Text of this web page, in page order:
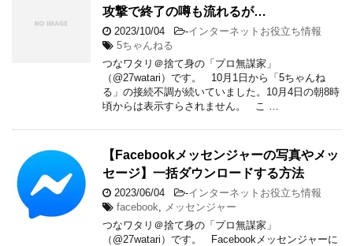
攻撃で終了の噂も流れるが…
2023/10/04 -インターネットお役立ち情報
5ちゃんねる
つなワタリ＠捨て身の「プロ無謀家」
（@27watari）です。 10月1日から「5ちゃんね
る」の接続不調が続いていました。10月4日の朝8時
頃からは表示すらされません。 こ …
【Facebookメッセンジャーの写真やメッ
セージ】一括ダウンロードする方法
2023/06/04 -インターネットお役立ち情報
facebook
メッセンジャー
つなワタリ＠捨て身の「プロ無謀家」
（@27watari）です。 Facebookメッセンジャーに